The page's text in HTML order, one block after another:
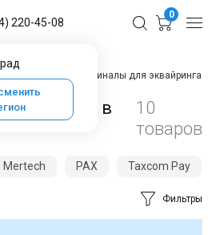
220-45-08
0
Терминалы для эквайринга
в
10
товаров
Mertech PAX Taxcom Pay
Фильтры